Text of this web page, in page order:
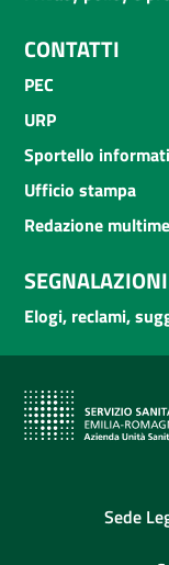
CONTATTI
PEC
URP
Sportello
Ufficio stampa
Redazione
SEGNALAZIONI
Elogi, reclami,
Sede